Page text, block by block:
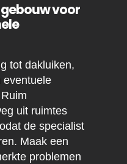
voor
tot dakluiken,
eventuele
uit ruimtes
de specialist
Maak een
problemen